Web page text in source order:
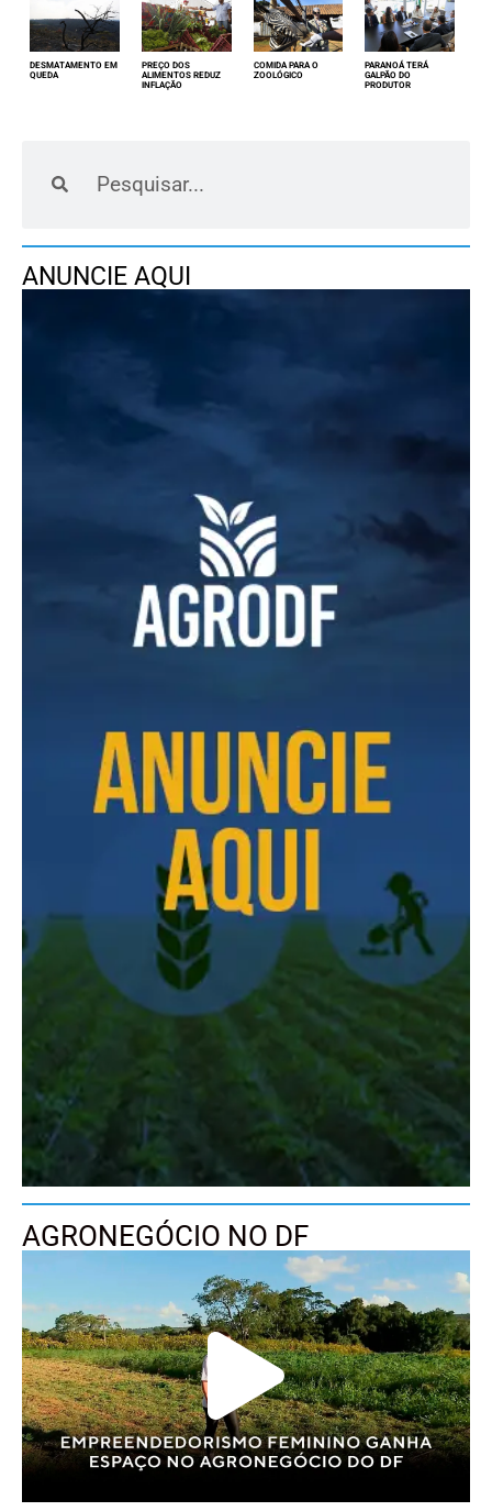
DESMATAMENTO EM
QUEDA
PREÇO DOS
ALIMENTOS REDUZ
INFLAÇÃO
COMIDA PARA O
ZOOLÓGICO
PARANOÁ TERÁ
GALPÃO DO
PRODUTOR
ANUNCIE AQUI
AGRONEGÓCIO NO DF